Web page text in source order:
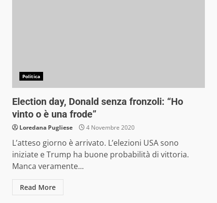
Politica
Election day, Donald senza fronzoli: “Ho
vinto o è una frode”
Loredana Pugliese 4 Novembre 2020
L’atteso giorno è arrivato. L’elezioni USA sono
iniziate e Trump ha buone probabilità di vittoria.
Manca veramente...
Read More